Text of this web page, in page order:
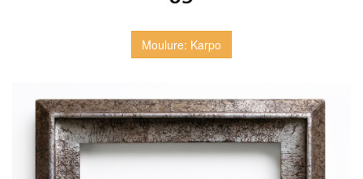
Moulure: Karpo